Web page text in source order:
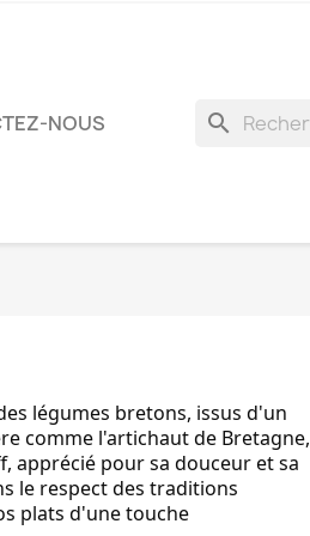
NOUS search
légumes bretons, issus d'un
comme l'artichaut de Bretagne,
apprécié pour sa douceur et sa
le respect des traditions
plats d'une touche